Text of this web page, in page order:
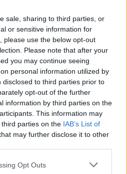
sale, sharing to third parties, or
or sensitive information for
please use the below opt-out
Please note that after your
you may continue seeing
personal information utilized by
to third parties prior to
opt-out of the further
information by third parties on the
This information may
parties on the IAB’s List of
may further disclose it to other
Opt Outs
Daniela Mercury na ExpoReg 2026,